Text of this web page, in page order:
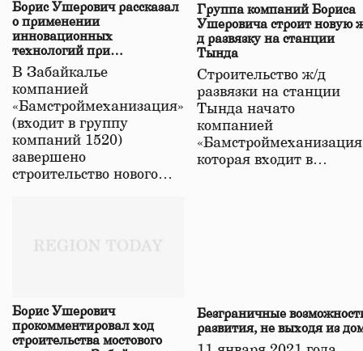
Борис Ушерович рассказал
о применении
инновационных
технологий при
строительстве нового моста
в Забайкалье
В Забайкалье
компанией
«Бамстроймеханизация»
(входит в группу
компаний 1520)
завершено
строительство нового…
Группа компаний Бориса
Ушеровича строит новую
д развязку на станции
Тында
Строительство ж/д
развязки на станции
Тында начато
компанией
которая входит в…
Борис Ушерович
прокомментировал ход
строительства мостового
Безграничные
развития, не выходя из